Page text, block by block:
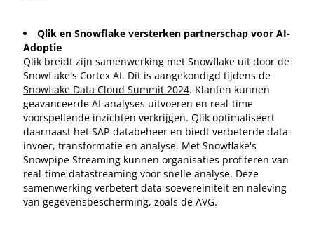
Qlik en Snowflake versterken partnerschap voor AI-
Adoptie
Qlik breidt zijn samenwerking met Snowflake uit door de
Snowflake's Cortex AI. Dit is aangekondigd tijdens de
Snowflake Data Cloud Summit 2024. Klanten kunnen
geavanceerde AI-analyses uitvoeren en real-time
voorspellende inzichten verkrijgen. Qlik optimaliseert
daarnaast het SAP-databeheer en biedt verbeterde data-
invoer, transformatie en analyse. Met Snowflake's
Snowpipe Streaming kunnen organisaties profiteren van
real-time datastreaming voor snelle analyse. Deze
samenwerking verbetert data-soevereiniteit en naleving
van gegevensbescherming, zoals de AVG.